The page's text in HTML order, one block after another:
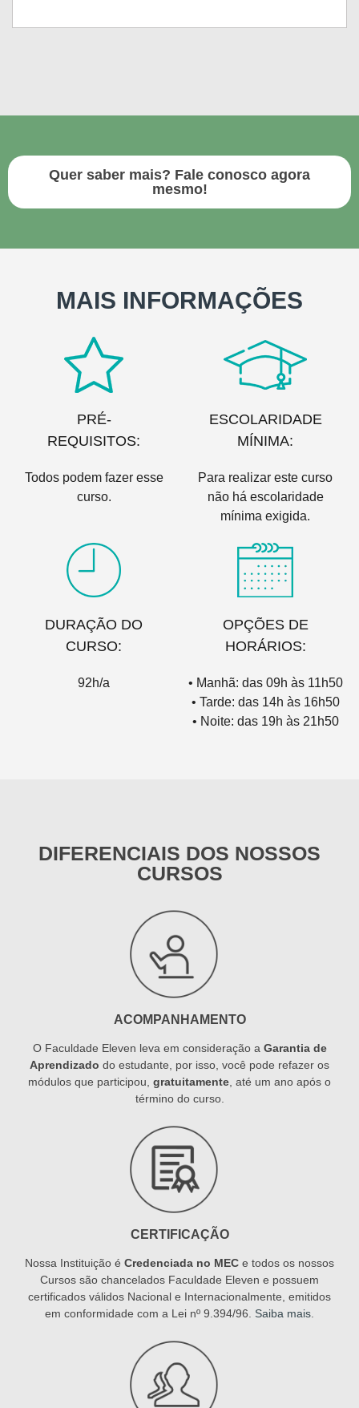
Quer saber mais? Fale conosco agora
mesmo!
MAIS INFORMAÇÕES
PRÉ-
REQUISITOS:
Todos podem fazer esse
curso.
ESCOLARIDADE
MÍNIMA:
Para realizar este curso
não há escolaridade
mínima exigida.
DURAÇÃO DO
CURSO:
92h/a
OPÇÕES DE
HORÁRIOS:
• Manhã: das 09h às 11h50
• Tarde: das 14h às 16h50
• Noite: das 19h às 21h50
DIFERENCIAIS DOS NOSSOS
CURSOS
ACOMPANHAMENTO
O Faculdade Eleven leva em consideração a Garantia de
Aprendizado do estudante, por isso, você pode refazer os
módulos que participou, gratuitamente , até um ano após o
término do curso.
CERTIFICAÇÃO
Nossa Instituição é Credenciada no MEC e todos os nossos
Cursos são chancelados Faculdade Eleven e possuem
certificados válidos Nacional e Internacionalmente, emitidos
em conformidade com a Lei nº 9.394/96. Saiba mais